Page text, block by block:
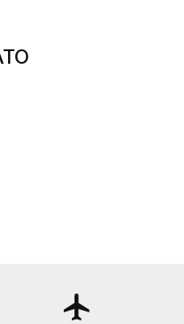
flight